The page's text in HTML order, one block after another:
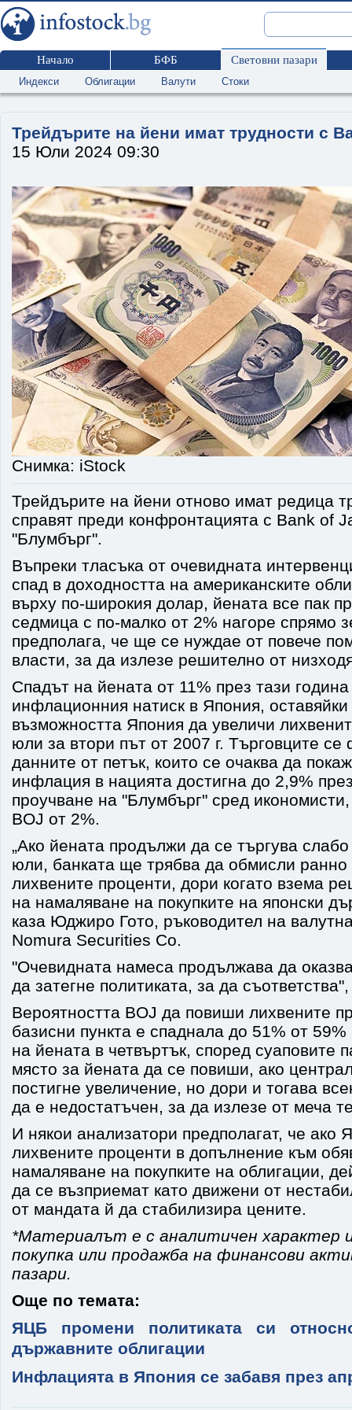
Начало БФБ Световни пазари
Индекси Облигации Валути Стоки
Трейдърите на йени имат трудности с
15 Юли 2024 09:30
Снимка: iStock
Трейдърите на йени отново имат редица
справят преди конфронтацията с Bank of
"Блумбърг".
Въпреки тласъка от очевидната
спад в доходността на американските
върху по-широкия долар, йената все пак
седмица с по-малко от 2% нагоре спрямо
предполага, че ще се нуждае от повече
власти, за да излезе решително от
Спадът на йената от 11% през тази
инфлационния натиск в Япония,
възможността Япония да увеличи
юли за втори път от 2007 г. Търговците се
данните от петък, които се очаква да
инфлация в нацията достигна до 2,9%
проучване на "Блумбърг" сред
BOJ от 2%.
„Ако йената продължи да се търгува
юли, банката ще трябва да обмисли
лихвените проценти, дори когато взема
на намаляване на покупките на японски
каза Юджиро Гото, ръководител на
Nomura Securities Co.
"Очевидната намеса продължава да
да затегне политиката, за да
Вероятността BOJ да повиши лихвените
базисни пункта е спаднала до 51% от 59%
на йената в четвъртък, според суаповите
място за йената да се повиши, ако
постигне увеличение, но дори и тогава
да е недостатъчен, за да излезе от меча
И някои анализатори предполагат, че ако
лихвените проценти в допълнение към
намаляване на покупките на облигации,
да се възприемат като движени от
от мандата й да стабилизира цените.
*Материалът е с аналитичен характер
покупка или продажба на финансови
пазари.
Още по темата:
ЯЦБ промени политиката си
държавните облигации
Инфлацията в Япония се забавя през